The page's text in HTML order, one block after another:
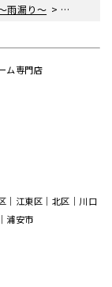
雨漏り～ >
ム専門店
｜江東区｜北区｜川口
浦安市